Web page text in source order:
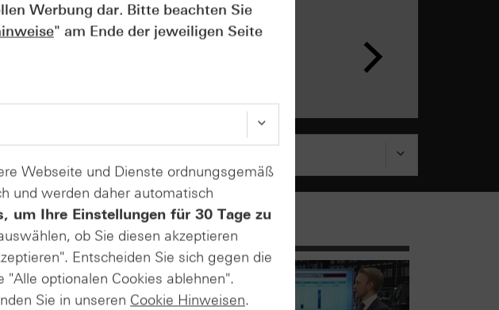
der DAX® in
Zertifikate
Werbung dar. Bitte beachten Sie
" am Ende der jeweiligen Seite
Webseite und Dienste ordnungsgemäß
und werden daher automatisch
um Ihre Einstellungen für 30 Tage zu
ob Sie diesen akzeptieren
Entscheiden Sie sich gegen die
optionalen Cookies ablehnen".
Sie in unseren Cookie Hinweisen.